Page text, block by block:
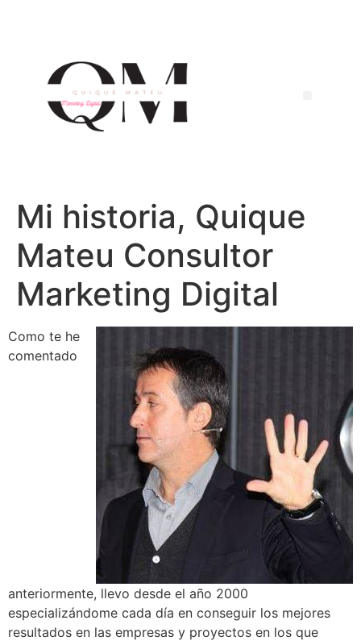
Mi historia, Quique
Mateu Consultor
Marketing Digital
Como te he
comentado
anteriormente, llevo desde el año 2000
especializándome cada día en conseguir los mejores
resultados en las empresas y proyectos en los que